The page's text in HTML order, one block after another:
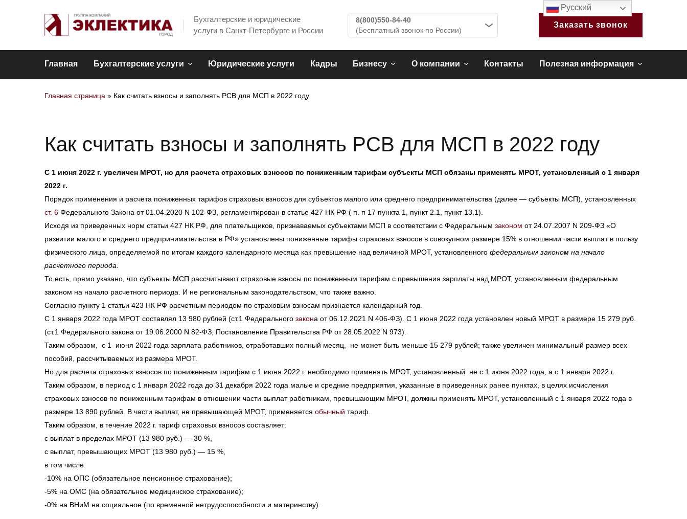
Бухгалтерские и юридические
услуги в Санкт-Петербурге и России
8(800)550-84-40
(Бесплатный звонок по России)
Заказать звонок
Главная Бухгалтерские услуги Юридические услуги Кадры Бизнесу О компании Контакты Полезная информация
Главная страница » Как считать взносы и заполнять РСВ для МСП в 2022 году
Как считать взносы и заполнять РСВ для МСП в 2022 году
С 1 июня 2022 г. увеличен МРОТ, но для расчета страховых взносов по пониженным тарифам субъекты МСП обязаны применять МРОТ, установленный с 1 января
2022 г.
Порядок применения и расчета пониженных тарифов страховых взносов для субъектов малого или среднего предпринимательства (далее — субъекты МСП), установленных
ст. 6 Федерального Закона от 01.04.2020 N 102-ФЗ, регламентирован в статье 427 НК РФ ( п. п 17 пункта 1, пункт 2.1, пункт 13.1).
Исходя из приведенных норм статьи 427 НК РФ, для плательщиков, признаваемых субъектами МСП в соответствии с Федеральным законом от 24.07.2007 N 209-ФЗ «О
развитии малого и среднего предпринимательства в РФ» установлены пониженные тарифы страховых взносов в совокупном размере 15% в отношении части выплат в пользу
физического лица, определяемой по итогам каждого календарного месяца как превышение над величиной МРОТ, установленного федеральным законом на начало
расчетного периода.
То есть, прямо указано, что субъекты МСП рассчитывают страховые взносы по пониженным тарифам с превышения зарплаты над МРОТ, установленным федеральным
законом на начало расчетного периода. И не региональным законодательством, что также важно.
Согласно пункту 1 статьи 423 НК РФ расчетным периодом по страховым взносам признается календарный год.
С 1 января 2022 года МРОТ составлял 13 980 рублей (ст.1 Федерального закона от 06.12.2021 N 406-ФЗ). С 1 июня 2022 года установлен новый МРОТ в размере 15 279 руб.
(ст.1 Федерального закона от 19.06.2000 N 82-ФЗ, Постановление Правительства РФ от 28.05.2022 N 973).
Таким образом, с 1 июня 2022 года зарплата работников, отработавших полный месяц, не может быть меньше 15 279 рублей; также увеличен минимальный размер всех
пособий, рассчитываемых из размера МРОТ.
Но для расчета страховых взносов по пониженным тарифам с 1 июня 2022 г. необходимо применять МРОТ, установленный не с 1 июня 2022 года, а с 1 января 2022 г.
Таким образом, в период с 1 января 2022 года до 31 декабря 2022 года малые и средние предприятия, указанные в приведенных ранее пунктах, в целях исчисления
страховых взносов по пониженным тарифам в отношении части выплат работникам, превышающим МРОТ, должны применять МРОТ, установленный с 1 января 2022 года в
размере 13 890 рублей. В части выплат, не превышающей МРОТ, применяется обычный тариф.
Таким образом, в течение 2022 г. тариф страховых взносов составляет:
с выплат в пределах МРОТ (13 980 руб.) — 30 %,
с выплат, превышающих МРОТ (13 980 руб.) — 15 %,
в том числе:
-10% на ОПС (обязательное пенсионное страхование);
-5% на ОМС (на обязательное медицинское страхование);
-0% на ВНиМ на социальное (по временной нетрудоспособности и материнству).
Русский